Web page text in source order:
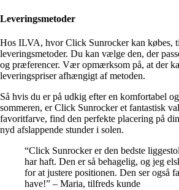
Leveringsmetoder
Hos ILVA, hvor Click Sunrocker kan købes,
leveringsmetoder. Du kan vælge den, der
og præferencer. Vær opmærksom på, at der
leveringspriser afhængigt af metoden.
Så hvis du er på udkig efter en komfortabel
sommeren, er Click Sunrocker et fantastisk
favoritfarve, find den perfekte placering på
nyd afslappende stunder i solen.
“Click Sunrocker er den bedste
har haft. Den er så behagelig, og jeg
for at justere positionen. Den ser også
have!” – Maria, tilfreds kunde